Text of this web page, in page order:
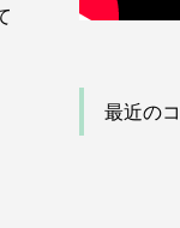
最近の